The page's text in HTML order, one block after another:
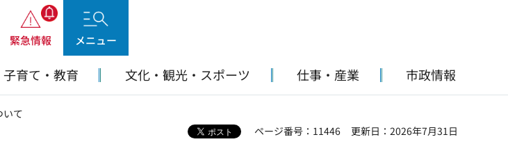
緊急情報 メニュー
子育て・教育 文化・観光・スポーツ 仕事・産業 市政情報
いて
ページ番号：11446
更新日：2026年7月31日